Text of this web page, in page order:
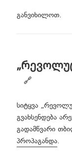
პროპაგანდა
განვიხილოთ.
სიტყვა
გვახსენდება
გადამწვარი
პროპაგანდა.